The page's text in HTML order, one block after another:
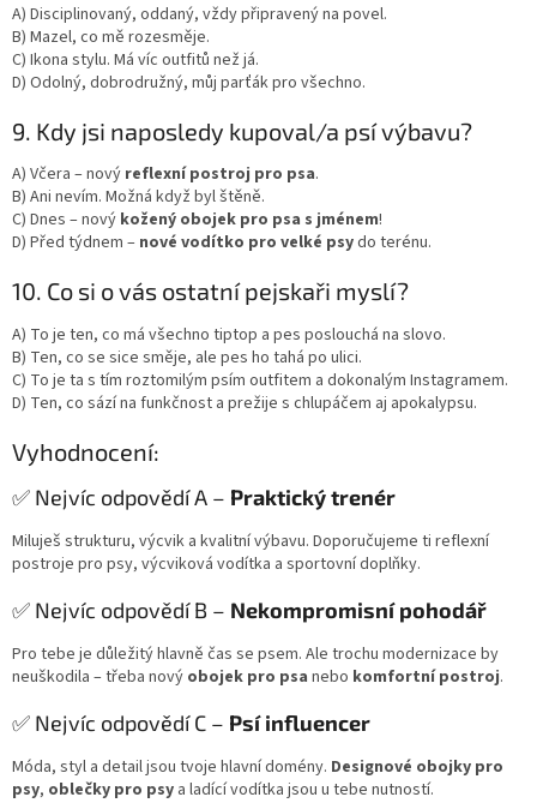
A) Disciplinovaný, oddaný, vždy připravený na povel.
B) Mazel, co mě rozesměje.
C) Ikona stylu. Má víc outfitů než já.
D) Odolný, dobrodružný, můj parťák pro všechno.
9. Kdy jsi naposledy kupoval/a psí výbavu?
A) Včera – nový reflexní postroj pro psa.
B) Ani nevím. Možná když byl štěně.
C) Dnes – nový kožený obojek pro psa s jménem!
D) Před týdnem – nové vodítko pro velké psydo terénu.
10. Co si o vás ostatní pejskaři myslí?
A) To je ten, co má všechno tiptop a pes poslouchá na slovo.
B) Ten, co se sice směje, ale pes ho tahá po ulici.
C) To je ta s tím roztomilým psím outfitem a dokonalým Instagramem.
D) Ten, co sází na funkčnost a prežije s chlupáčem aj apokalypsu.
Vyhodnocení:
✅ Nejvíc odpovědí A – Praktický trenér
Miluješ strukturu, výcvik a kvalitní výbavu. Doporučujeme ti reflexní
postroje pro psy, výcviková vodítka a sportovní doplňky.
✅ Nejvíc odpovědí B – Nekompromisní pohodář
Pro tebe je důležitý hlavně čas se psem. Ale trochu modernizace by
neuškodila – třeba nový obojek pro psa nebo komfortní postroj.
✅ Nejvíc odpovědí C – Psí influencer
Móda, styl a detail jsou tvoje hlavní domény. Designové obojky pro
psy, oblečky pro psy a ladící vodítka jsou u tebe nutností.